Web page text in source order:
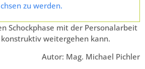
zu werden.
Schockphase mit der Personalarbeit
weitergehen kann.
Autor: Mag. Michael Pichler